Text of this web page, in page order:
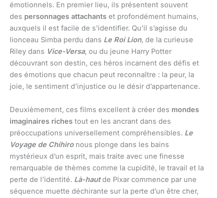
émotionnels. En premier lieu, ils présentent souvent
des personnages attachants et profondément humains,
auxquels il est facile de s’identifier. Qu’il s’agisse du
lionceau Simba perdu dans Le Roi Lion, de la curieuse
Riley dans Vice-Versa, ou du jeune Harry Potter
découvrant son destin, ces héros incarnent des défis et
des émotions que chacun peut reconnaître : la peur, la
joie, le sentiment d’injustice ou le désir d’appartenance.
Deuxièmement, ces films excellent à créer des mondes
imaginaires riches tout en les ancrant dans des
préoccupations universellement compréhensibles. Le
Voyage de Chihironous plonge dans les bains
mystérieux d’un esprit, mais traite avec une finesse
remarquable de thèmes comme la cupidité, le travail et la
perte de l’identité. Là-hautde Pixar commence par une
séquence muette déchirante sur la perte d’un être cher,